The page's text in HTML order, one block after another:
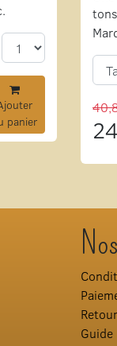
panier